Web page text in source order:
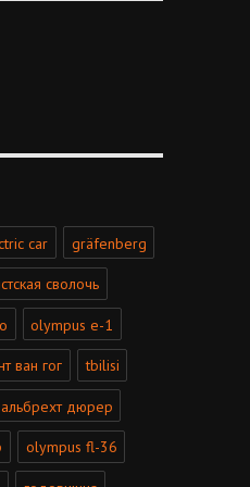
car gräfenberg
сволочь
olympus e-1
ван гог tbilisi
альбрехт дюрер
olympus fl-36